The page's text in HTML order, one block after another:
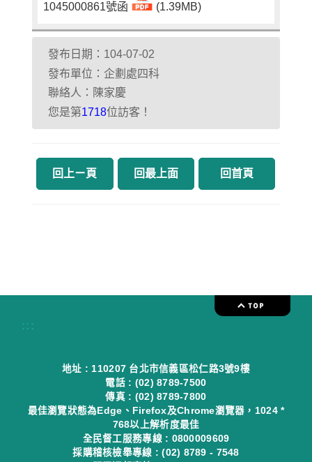
1045000861號函 (1.39MB)
發布日期：104-07-02
發布單位：企劃處四科
聯絡人：陳家慶
您是第1718位訪客！
回上ㄧ頁 回最上面 回首頁
:::
地址 : 110207 台北市信義區松仁路3號9樓
電話 : (02) 8789-7500
傳真 : (02) 8789-7800
最佳瀏覽狀態為Edge、Firefox及Chrome瀏覽器，1024 *
768以上解析度最佳
全民督工服務專線 : 0800009609
採購稽核檢舉專線 : (02) 8789 - 7548